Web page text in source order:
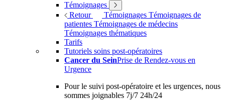
Témoignages
Retour
Témoignages Témoignages de
patientes Témoignages de médecins
Témoignages thématiques
Tarifs
Tutoriels soins post-opératoires
Cancer du SeinPrise de Rendez-vous en
Urgence
Pour le suivi post-opératoire et les urgences, nous
sommes joignables 7j/7 24h/24